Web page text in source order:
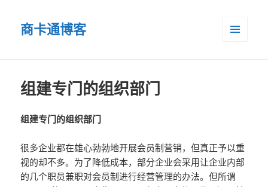
商卡通博客
组建专门的组织部门
组建专门的组织部门
很多企业都在雄心勃勃地开展会员制营销，但真正予以重
视的却不多。为了降低成本，部分企业会采用让企业内部
的几个职员兼职对会员制进行经营管理的办法。但所谓